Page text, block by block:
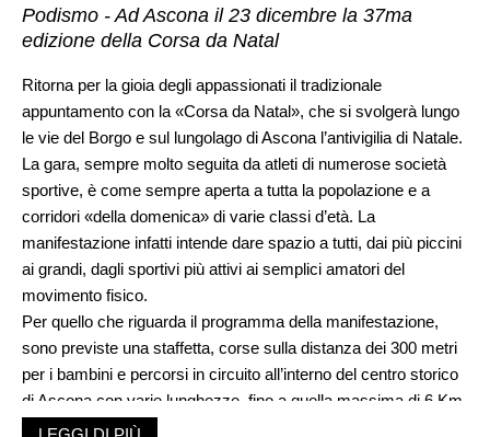
Podismo - Ad Ascona il 23 dicembre la 37ma
edizione della Corsa da Natal
Ritorna per la gioia degli appassionati il tradizionale
appuntamento con la «Corsa da Natal», che si svolgerà lungo
le vie del Borgo e sul lungolago di Ascona l’antivigilia di Natale.
La gara, sempre molto seguita da atleti di numerose società
sportive, è come sempre aperta a tutta la popolazione e a
corridori «della domenica» di varie classi d’età. La
manifestazione infatti intende dare spazio a tutti, dai più piccini
ai grandi, dagli sportivi più attivi ai semplici amatori del
movimento fisico.
Per quello che riguarda il programma della manifestazione,
sono previste una staffetta, corse sulla distanza dei 300 metri
per i bambini e percorsi in circuito all’interno del centro storico
di Ascona con varie lunghezze, fino a quella massima di 6 Km
per gli attivi. Oltre agli aspetti agonistici tradizionali, la «Corsa